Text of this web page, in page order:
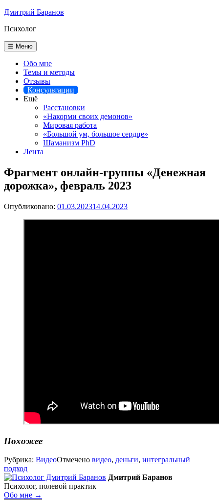
Перейти
содержимому
Дмитрий Баранов
Психолог
☰ Меню
Обо мне
Темы и методы
Отзывы
Консультации
Ещё
Расстановки
«Накорми своих демонов»
Мировая работа
«Большой ум, большое сердце»
Шаманизм PhD
Лента
Фрагмент онлайн-группы «Денежная
дорожка», февраль 2023
Опубликовано: 01.03.202314.04.2023
Похожее
Рубрика: ВидеоОтмечено видео, деньги, интегральный
подход
Дмитрий Баранов
Психолог, полевой практик
Обо мне →